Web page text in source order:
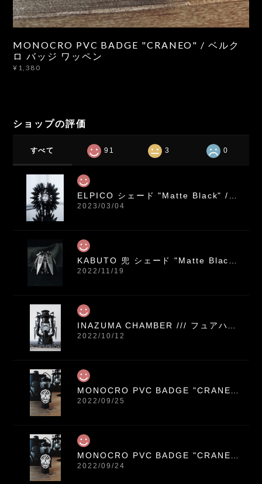
MONOCRO PVC BADGE "CRANEO" / ベルク
ロ バッジ ワッペン
¥1,380
ショップの評価
すべて 91 3 0
2023/03/04
2022/11/19
2022/10/12
2022/09/25
2022/09/24